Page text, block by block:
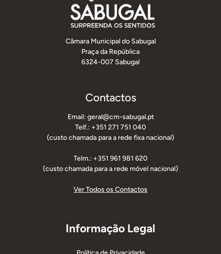
Câmara Municipal do Sabugal
Praça da República
6324-007 Sabugal
Contactos
Email: geral@cm-sabugal.pt
Telf.: +351 271 751 040
(custo chamada para a rede fixa nacional)
Telm.: +351 961 981 620
(custo chamada para a rede móvel nacional)
Ver Todos os Contactos
Informação Legal